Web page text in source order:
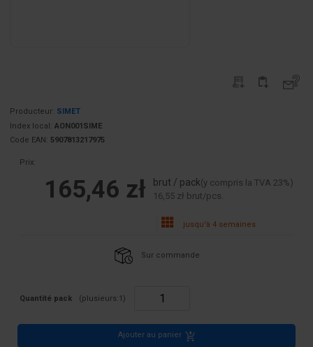
Producteur: SIMET
Index local: AON001SIME
Code EAN: 5907813217975
Prix:
165,46 zł brut / pack(y compris la TVA 23%)
16,55 zł brut/pcs.
jusqu'à 4 semaines
Sur commande
Quantité pack (plusieurs:1 )
Ajouter au panier